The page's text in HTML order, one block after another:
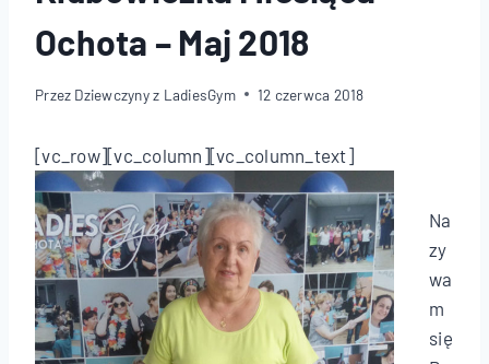
Ochota – Maj 2018
Przez Dziewczyny z LadiesGym 12 czerwca 2018
[vc_row][vc_column][vc_column_text]
Na
zy
wa
m
się